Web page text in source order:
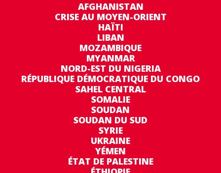
AFGHANISTAN
CRISE AU MOYEN-ORIENT
HAÏTI
LIBAN
MOZAMBIQUE
MYANMAR
NORD-EST DU NIGERIA
RÉPUBLIQUE DÉMOCRATIQUE DU CONGO
SAHEL CENTRAL
SOMALIE
SOUDAN
SOUDAN DU SUD
SYRIE
UKRAINE
YÉMEN
ÉTAT DE PALESTINE